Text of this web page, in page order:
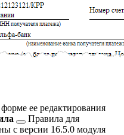
ее редактирования
Правила для
с версии 16.5.0 модуля